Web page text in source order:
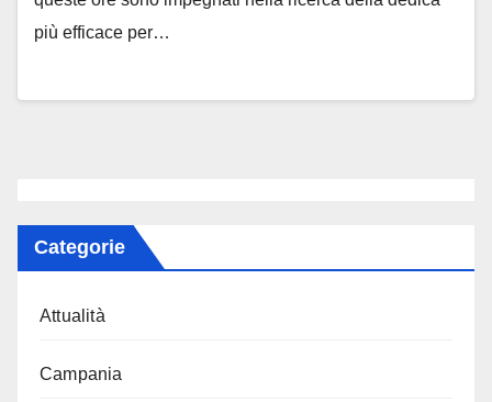
più efficace per…
Categorie
Attualità
Campania